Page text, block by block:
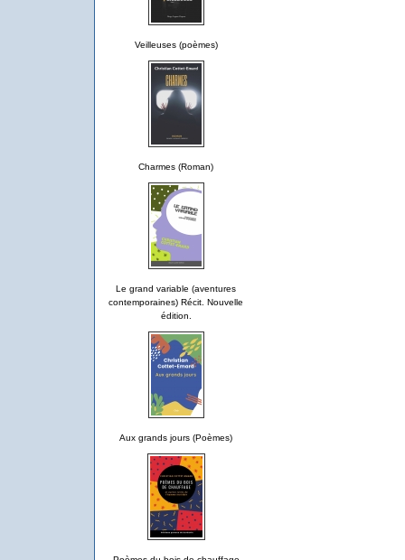
Veilleuses (poèmes)
Charmes (Roman)
Le grand variable (aventures
contemporaines) Récit. Nouvelle
édition.
Aux grands jours (Poèmes)